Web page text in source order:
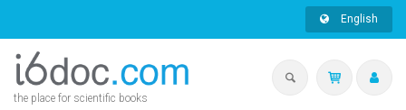
English
the place for scientific books